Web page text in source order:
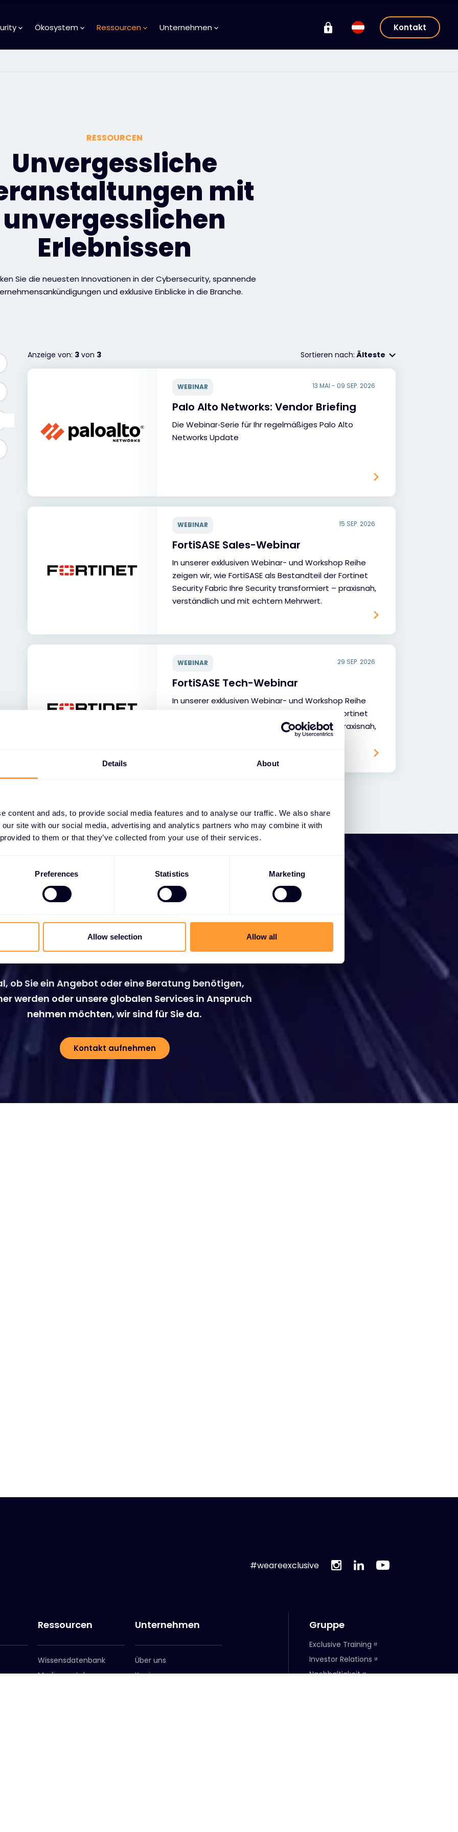
Details About
content and ads, to provide social media features and to analyse our traffic. We also share
site with our social media, advertising and analytics partners who may combine it with
to them or that they’ve collected from your use of their services.
Preferences Statistics Marketing
Allow selection Allow all
Ökosystem Ressourcen Unternehmen Kontakt
RESSOURCEN
Unvergessliche
mit
unvergesslichen
Erlebnissen
Sie die neuesten Innovationen in der Cybersecurity, spannende
und exklusive Einblicke in die Branche.
Anzeige von: 3 von 3 Sortieren nach: Älteste
WEBINAR 13 MAI - 09 SEP. 2026
Palo Alto Networks: Vendor Briefing
Die Webinar‑Serie für Ihr regelmäßiges Palo Alto
Networks Update
WEBINAR 15 SEP. 2026
FortiSASE Sales-Webinar
In unserer exklusiven Webinar- und Workshop Reihe
zeigen wir, wie FortiSASE als Bestandteil der Fortinet
Security Fabric Ihre Security transformiert – praxisnah,
verständlich und mit echtem Mehrwert.
WEBINAR 29 SEP. 2026
FortiSASE Tech-Webinar
In unserer exklusiven Webinar- und Workshop Reihe
zeigen wir, wie FortiSASE als Bestandteil der Fortinet
Security Fabric Ihre Security transformiert – praxisnah,
verständlich und mit echtem Mehrwert.
Sie mit dem
Wachstum Ihres
Unternehmens
ob Sie ein Angebot oder eine Beratung benötigen,
werden oder unsere globalen Services in Anspruch
nehmen möchten, wir sind für Sie da.
Kontakt aufnehmen
#weareexclusive
Ressourcen
Wissensdatenbank
Medienportal
Unternehmen
Über uns
Karriere
Gruppe